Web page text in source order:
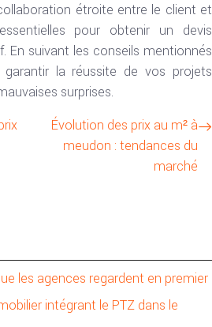
étroite entre le client et
pour obtenir un devis
En suivant les conseils mentionnés
garantir la réussite de vos projets
surprises.
Évolution des prix au m² à
meudon : tendances du
marché
les agences regardent en premier
intégrant le PTZ dans le